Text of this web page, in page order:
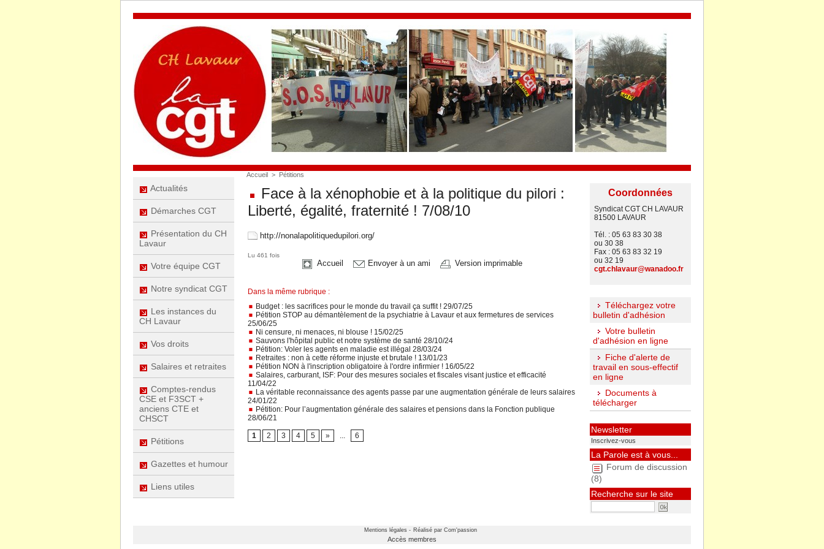
Actualités
Démarches CGT
Présentation du CH
Lavaur
Votre équipe CGT
Notre syndicat CGT
Les instances du
CH Lavaur
Vos droits
Salaires et retraites
Comptes-rendus
CSE et F3SCT +
anciens CTE et
CHSCT
Pétitions
Gazettes et humour
Liens utiles
Accueil > Pétitions
Face à la xénophobie et à la politique du pilori :
Liberté, égalité, fraternité ! 7/08/10
http://nonalapolitiquedupilori.org/
Lu 461 fois
Accueil Envoyer à un ami Version imprimable
Dans la même rubrique :
Budget : les sacrifices pour le monde du travail ça suffit ! 29/07/25
Pétition STOP au démantèlement de la psychiatrie à Lavaur et aux fermetures de services
25/06/25
Ni censure, ni menaces, ni blouse ! 15/02/25
Sauvons l'hôpital public et notre système de santé 28/10/24
Pétition: Voler les agents en maladie est illégal 28/03/24
Retraites : non à cette réforme injuste et brutale ! 13/01/23
Pétition NON à l'inscription obligatoire à l'ordre infirmier ! 16/05/22
Salaires, carburant, ISF: Pour des mesures sociales et fiscales visant justice et efficacité
11/04/22
La véritable reconnaissance des agents passe par une augmentation générale de leurs salaires
24/01/22
Pétition: Pour l’augmentation générale des salaires et pensions dans la Fonction publique
28/06/21
1 2 3 4 5 » 6
Coordonnées
Syndicat CGT CH LAVAUR
81500 LAVAUR
Tél. : 05 63 83 30 38
ou 30 38
Fax : 05 63 83 32 19
ou 32 19
cgt.chlavaur@wanadoo.fr
Téléchargez votre
bulletin d'adhésion
Votre bulletin
d'adhésion en ligne
Fiche d'alerte de
travail en sous-effectif
en ligne
Documents à
télécharger
Newsletter
Inscrivez-vous
La Parole est à vous...
Forum de discussion
(8)
Recherche sur le site
Mentions légales - Réalisé par Com'passion
Accès membres